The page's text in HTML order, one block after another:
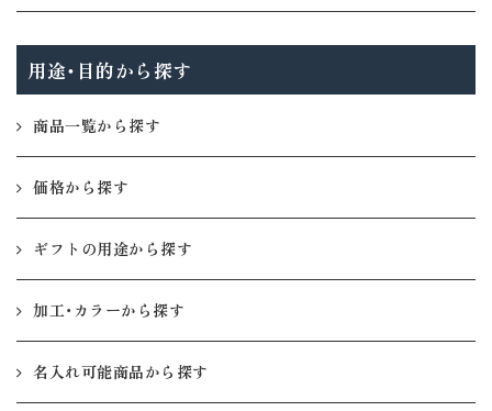
用途・目的から探す
商品一覧から探す
価格から探す
ギフトの用途から探す
加工・カラーから探す
名入れ可能商品から探す